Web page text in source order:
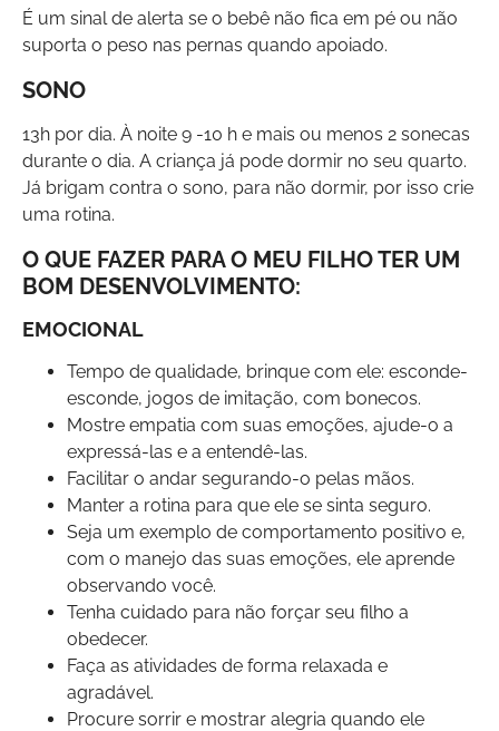
É um sinal de alerta se o bebê não fica em pé ou não
suporta o peso nas pernas quando apoiado.
SONO
13h por dia. À noite 9 -10 h e mais ou menos 2 sonecas
durante o dia. A criança já pode dormir no seu quarto.
Já brigam contra o sono, para não dormir, por isso crie
uma rotina.
O QUE FAZER PARA O MEU FILHO TER UM
BOM DESENVOLVIMENTO:
EMOCIONAL
Tempo de qualidade, brinque com ele: esconde-
esconde, jogos de imitação, com bonecos.
Mostre empatia com suas emoções, ajude-o a
expressá-las e a entendê-las.
Facilitar o andar segurando-o pelas mãos.
Manter a rotina para que ele se sinta seguro.
Seja um exemplo de comportamento positivo e,
com o manejo das suas emoções, ele aprende
observando você.
Tenha cuidado para não forçar seu filho a
obedecer.
Faça as atividades de forma relaxada e
agradável.
Procure sorrir e mostrar alegria quando ele